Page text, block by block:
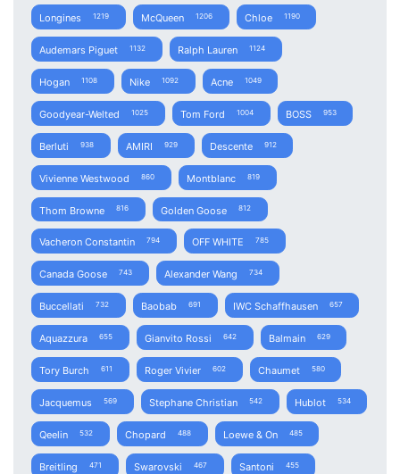
Longines 1219 McQueen 1206 Chloe 1190
Audemars Piguet 1132 Ralph Lauren 1124
Hogan 1108 Nike 1092 Acne 1049
Goodyear-Welted 1025 Tom Ford 1004 BOSS 953
Berluti 938 AMIRI 929 Descente 912
Vivienne Westwood 860 Montblanc 819
Thom Browne 816 Golden Goose 812
Vacheron Constantin 794 OFF WHITE 785
Canada Goose 743 Alexander Wang 734
Buccellati 732 Baobab 691 IWC Schaffhausen 657
Aquazzura 655 Gianvito Rossi 642 Balmain 629
Tory Burch 611 Roger Vivier 602 Chaumet 580
Jacquemus 569 Stephane Christian 542 Hublot 534
Qeelin 532 Chopard 488 Loewe & On 485
Breitling 471 Swarovski 467 Santoni 455